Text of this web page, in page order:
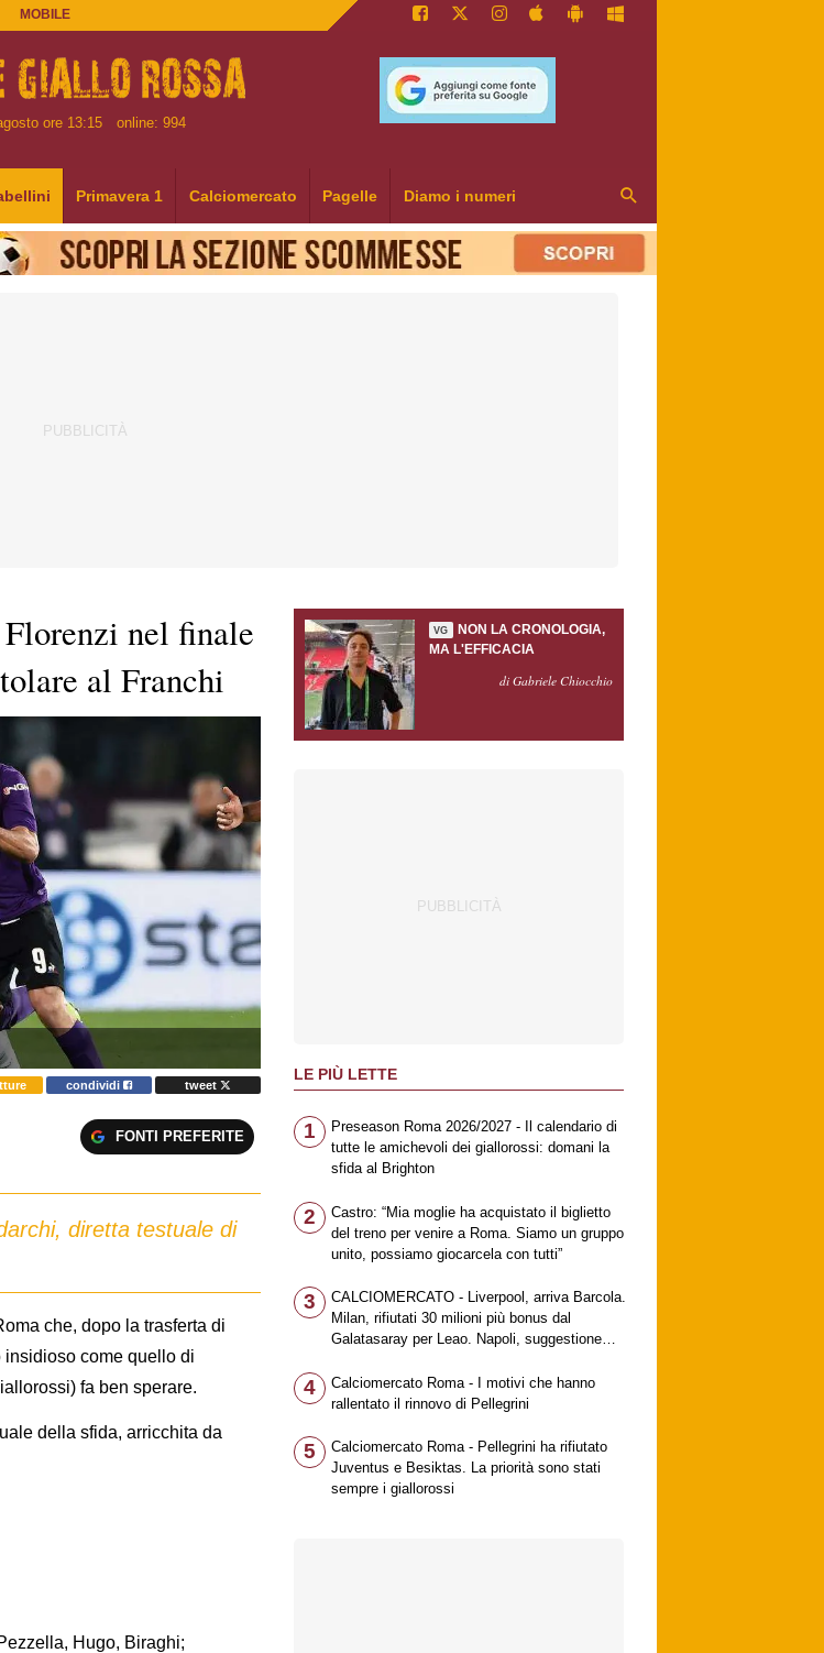
MOBILE
ore 13:15 online: 994
Primavera 1 Calciomercato Pagelle Diamo i numeri
nel finale
al Franchi
condividi tweet
FONTI PREFERITE
diretta testuale di
che, dopo la trasferta di
insidioso come quello di
fa ben sperare.
della sfida, arricchita da
Hugo, Biraghi;
VG
NON LA CRONOLOGIA,
MA L'EFFICACIA
di Gabriele Chiocchio
LE PIÙ LETTE
1
Preseason Roma 2026/2027 - Il calendario di
tutte le amichevoli dei giallorossi: domani la
sfida al Brighton
2
Castro: “Mia moglie ha acquistato il biglietto
del treno per venire a Roma. Siamo un gruppo
unito, possiamo giocarcela con tutti”
3
CALCIOMERCATO - Liverpool, arriva Barcola.
Milan, rifiutati 30 milioni più bonus dal
Galatasaray per Leao. Napoli, suggestione
di Mastantuono
4
Calciomercato Roma - I motivi che hanno
rallentato il rinnovo di Pellegrini
5
Calciomercato Roma - Pellegrini ha rifiutato
Juventus e Besiktas. La priorità sono stati
sempre i giallorossi